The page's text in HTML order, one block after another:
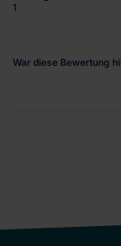
1
War diese Bewertung